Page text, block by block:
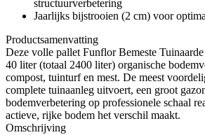
structuurverbetering
Jaarlijks bijstrooien (2 cm) voor
Productsamenvatting
Deze volle pallet Funflor Bemeste
40 liter (totaal 2400 liter) organische
compost, tuinturf en mest. De meest
complete tuinaanleg uitvoert, een groot
bodemverbetering op professionele schaal
actieve, rijke bodem het verschil maakt.
Omschrijving